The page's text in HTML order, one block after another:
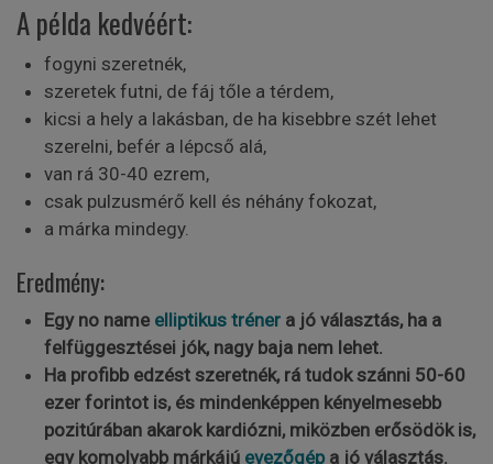
A példa kedvéért:
fogyni szeretnék,
szeretek futni, de fáj tőle a térdem,
kicsi a hely a lakásban, de ha kisebbre szét lehet
szerelni, befér a lépcső alá,
van rá 30-40 ezrem,
csak pulzusmérő kell és néhány fokozat,
a márka mindegy.
Eredmény:
Egy no name elliptikus tréner a jó választás, ha a
felfüggesztései jók, nagy baja nem lehet.
Ha profibb edzést szeretnék, rá tudok szánni 50-60
ezer forintot is, és mindenképpen kényelmesebb
pozitúrában akarok kardiózni, miközben erősödök is,
egy komolyabb márkájú evezőgép a jó választás.